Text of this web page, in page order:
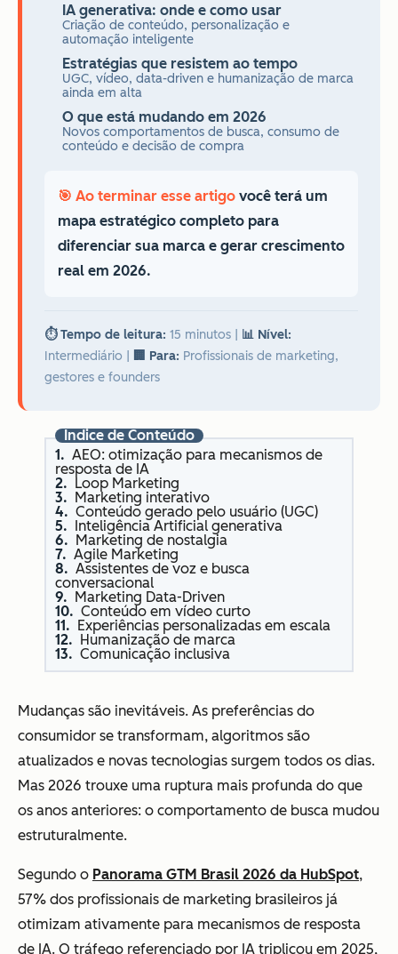
IA generativa: onde e como usar
Criação de conteúdo, personalização e
automação inteligente
Estratégias que resistem ao tempo
UGC, vídeo, data-driven e humanização de marca
ainda em alta
O que está mudando em 2026
Novos comportamentos de busca, consumo de
conteúdo e decisão de compra
🎯 Ao terminar esse artigo você terá um
mapa estratégico completo para
diferenciar sua marca e gerar crescimento
real em 2026.
⏱️ Tempo de leitura: 15 minutos
📊 Nível:
Intermediário
🏢 Para: Profissionais de marketing,
gestores e founders
Índice de Conteúdo
AEO: otimização para mecanismos de
resposta de IA
Loop Marketing
Marketing interativo
Conteúdo gerado pelo usuário (UGC)
Inteligência Artificial generativa
Marketing de nostalgia
Agile Marketing
Assistentes de voz e busca
conversacional
Marketing Data-Driven
Conteúdo em vídeo curto
Experiências personalizadas em escala
Humanização de marca
Comunicação inclusiva
Mudanças são inevitáveis. As preferências do
consumidor se transformam, algoritmos são
atualizados e novas tecnologias surgem todos os dias.
Mas 2026 trouxe uma ruptura mais profunda do que
os anos anteriores: o comportamento de busca mudou
estruturalmente.
Segundo o Panorama GTM Brasil 2026 da HubSpot,
57% dos profissionais de marketing brasileiros já
otimizam ativamente para mecanismos de resposta
de IA. O tráfego referenciado por IA triplicou em 2025,